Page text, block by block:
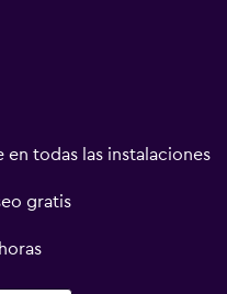
todas las instalaciones
gratis